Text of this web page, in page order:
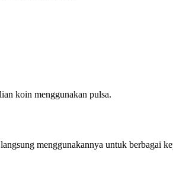
koin menggunakan pulsa.
menggunakannya untuk berbagai